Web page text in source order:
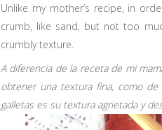
Unlike my mother’s recipe, in
crumb, like sand, but not too
crumbly texture.
A diferencia de la receta de mi
obtener una textura fina, como
galletas es su textura agrietada y